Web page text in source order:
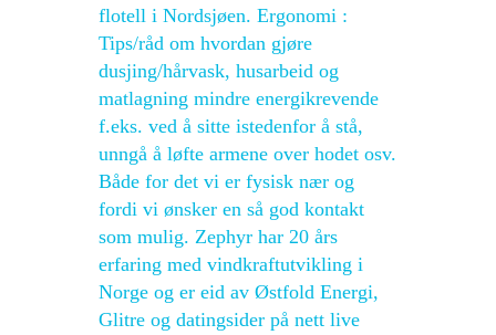
flotell i Nordsjøen. Ergonomi :
Tips/råd om hvordan gjøre
dusjing/hårvask, husarbeid og
matlagning mindre energikrevende
f.eks. ved å sitte istedenfor å stå,
unngå å løfte armene over hodet osv.
Både for det vi er fysisk nær og
fordi vi ønsker en så god kontakt
som mulig. Zephyr har 20 års
erfaring med vindkraftutvikling i
Norge og er eid av Østfold Energi,
Glitre og datingsider på nett live